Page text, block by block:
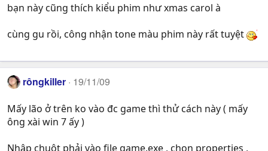
bạn này cũng thích kiểu phim như xmas carol à
cùng gu rồi, công nhận tone màu phim này rất tuyệt
rôngkiller 19/11/09
Mấy lão ở trên ko vào đc game thì thử cách này ( mấy
ông xài win 7 ấy )
Nhập chuột phải vào file game.exe , chọn properties ,